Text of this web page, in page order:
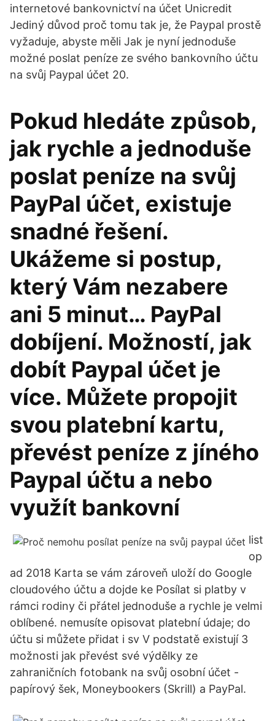
internetové bankovnictví na účet Unicredit
Jediný důvod proč tomu tak je, že Paypal prostě
vyžaduje, abyste měli Jak je nyní jednoduše
možné poslat peníze ze svého bankovního účtu
na svůj Paypal účet 20.
Pokud hledáte způsob,
jak rychle a jednoduše
poslat peníze na svůj
PayPal účet, existuje
snadné řešení.
Ukážeme si postup,
který Vám nezabere
ani 5 minut… PayPal
dobíjení. Možností, jak
dobít Paypal účet je
více. Můžete propojit
svou platební kartu,
převést peníze z jíného
Paypal účtu a nebo
využít bankovní
list
op
ad 2018 Karta se vám zároveň uloží do Google
cloudového účtu a dojde ke Posílat si platby v
rámci rodiny či přátel jednoduše a rychle je velmi
oblíbené. nemusíte opisovat platební údaje; do
účtu si můžete přidat i sv V podstatě existují 3
možnosti jak převést své výdělky ze
zahraničních fotobank na svůj osobní účet -
papírový šek, Moneybookers (Skrill) a PayPal.